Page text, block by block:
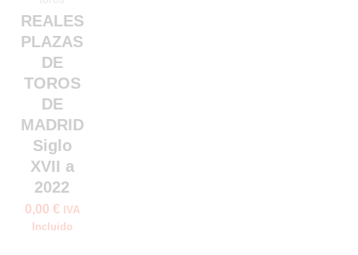
REALES
PLAZAS
DE
TOROS
DE
MADRID
Siglo
XVII a
2022
0,00 € IVA
Incluido